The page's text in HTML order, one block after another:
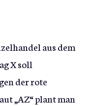
aus dem
X soll
der rote
„AZ“ plant man